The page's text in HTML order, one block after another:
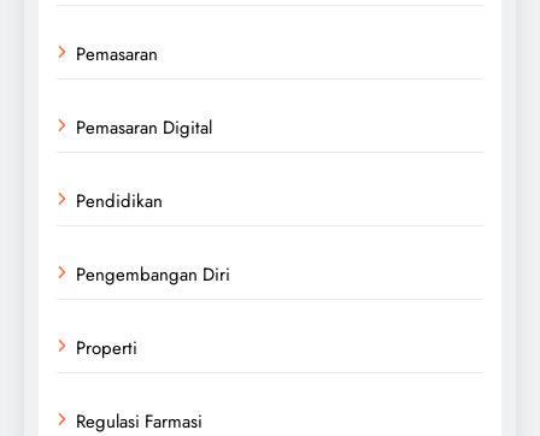
Pemasaran
Pemasaran Digital
Pendidikan
Pengembangan Diri
Properti
Regulasi Farmasi